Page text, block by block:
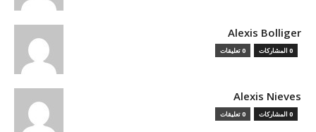
Alexis Bolliger
0 المشاركات 0 تعليقات
Alexis Nieves
0 المشاركات 0 تعليقات